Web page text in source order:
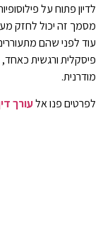
לדיון פתוח על
מסמך זה יכול לחזק
עוד לפני שהם
פיסקלית ורגשית
מודרנית.
לפרטים פנו אלעורך